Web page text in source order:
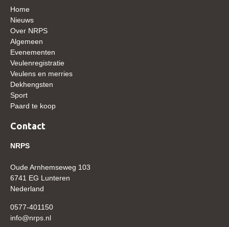
Word vrijiwilliger
KALENDER
ACCOUNT AANMAKEN
Home
Nieuws
Over NRPS
Algemeen
Evenementen
Veulenregistratie
Veulens en merries
Dekhengsten
Sport
Paard te koop
Contact
NRPS
Oude Arnhemseweg 103
6741 EG Lunteren
Nederland
0577-401150
info@nrps.nl